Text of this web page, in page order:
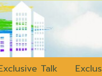
Talk